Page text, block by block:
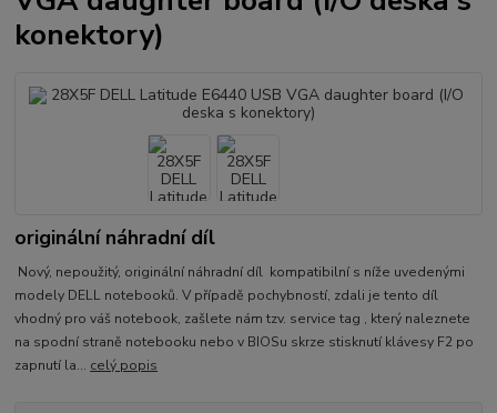
konektory)
originální náhradní díl
Nový, nepoužitý, originální náhradní díl kompatibilní s níže uvedenými
modely DELL notebooků. V případě pochybností, zdali je tento díl
vhodný pro váš notebook, zašlete nám tzv. service tag , který naleznete
na spodní straně notebooku nebo v BIOSu skrze stisknutí klávesy F2 po
zapnutí la... celý popis